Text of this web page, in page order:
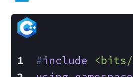
#include
<bits/